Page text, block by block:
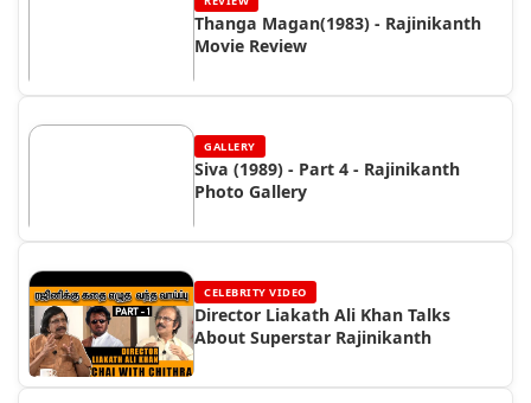
Thanga Magan(1983) - Rajinikanth
Movie Review
GALLERY
Siva (1989) - Part 4 - Rajinikanth
Photo Gallery
CELEBRITY VIDEO
Director Liakath Ali Khan Talks
About Superstar Rajinikanth